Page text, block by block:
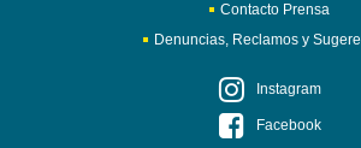
Contacto Prensa
Denuncias, Reclamos y
Instagram
Facebook